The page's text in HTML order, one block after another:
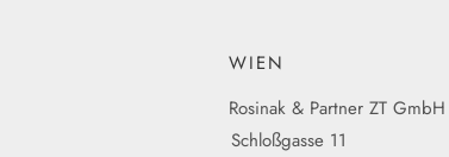
WIEN
Rosinak & Partner ZT GmbH
Schloßgasse 11